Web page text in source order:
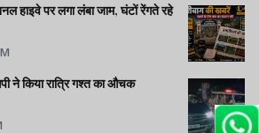
पर लगा लंबा जाम, घंटों रेंगते रहे
ने किया रात्रि गश्त का औचक